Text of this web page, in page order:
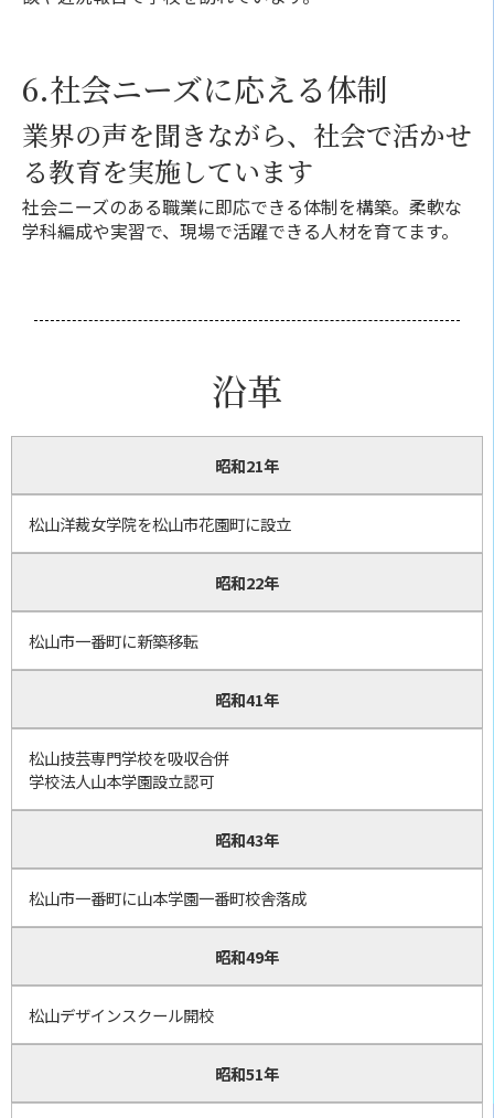
6.社会ニーズに応える体制
業界の声を聞きながら、社会で活かせ
る教育を実施しています
社会ニーズのある職業に即応できる体制を構築。柔軟な
学科編成や実習で、現場で活躍できる人材を育てます。
沿革
昭和21年
松山洋裁女学院を松山市花園町に設立
昭和22年
松山市一番町に新築移転
昭和41年
松山技芸専門学校を吸収合併
学校法人山本学園設立認可
昭和43年
松山市一番町に山本学園一番町校舎落成
昭和49年
松山デザインスクール開校
昭和51年